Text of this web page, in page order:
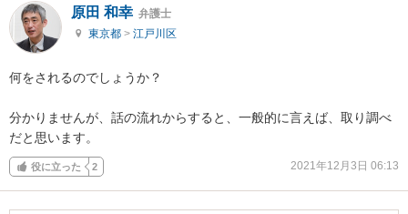
原田 和幸 弁護士
東京都 > 江戸川区
何をされるのでしょうか？
分かりませんが、話の流れからすると、一般的に言えば、取り調べ
だと思います。
役に立った 2 2021年12月3日 06:13